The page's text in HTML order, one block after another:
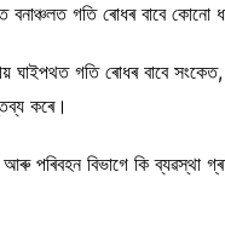
বনাঞ্চলত গতি ৰোধৰ বাবে
ঘাইপথত গতি ৰোধৰ বাবে
কৰে।
আৰু পৰিবহন বিভাগে কি ব্যৱস্থা